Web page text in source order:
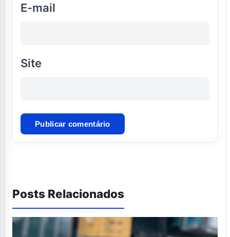
E-mail
Site
Posts Relacionados